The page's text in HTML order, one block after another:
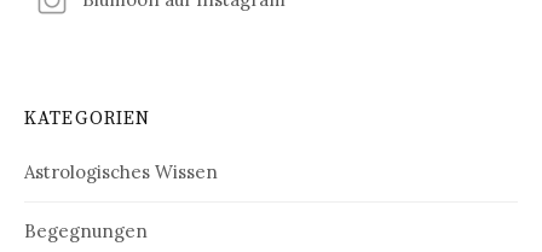
KATEGORIEN
Astrologisches Wissen
Begegnungen